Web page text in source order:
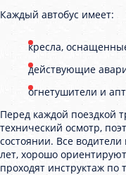
Каждый автобус имеет:
кресла,
действующие
огнетушители и
Перед каждой поездкой
технический осмотр,
состоянии. Все
лет, хорошо
проходят инструктаж по